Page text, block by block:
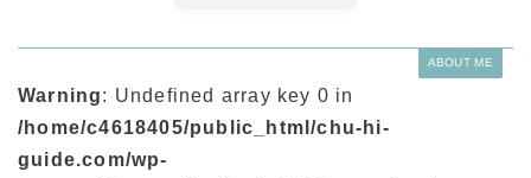
ABOUT ME
Warning: Undefined array key 0 in
/home/c4618405/public_html/chu-hi-
guide.com/wp-